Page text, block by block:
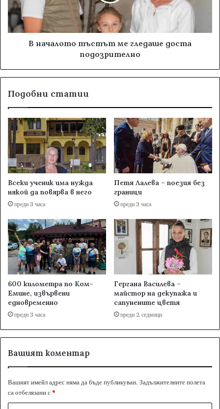
В началото тъстът ме гледаше доста
подозрително
Подобни статии
Всеки ученик има нужда
някой да повярва в него
преди 3 часа
Петя Лалева – поезия без
граници
преди 3 часа
600 километра по Ком–
Емине, извървени
едновременно
преди 3 часа
Гергана Василева –
майстор на декупажа и
сапунените цветя
преди 2 седмици
Вашият коментар
Вашият имейл адрес няма да бъде публикуван. Задължителните полета
са отбелязани с*